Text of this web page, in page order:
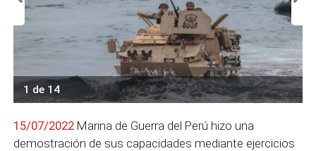
1 de 14
15/07/2022 Marina de Guerra del Perú hizo una
demostración de sus capacidades mediante ejercicios